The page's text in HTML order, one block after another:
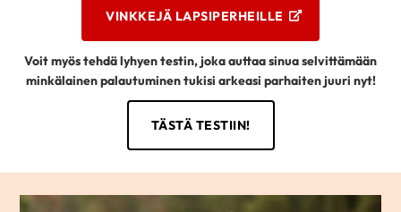
VINKKEJÄ LAPSIPERHEILLE
Voit myös tehdä lyhyen testin, joka auttaa sinua selvittämään
minkälainen palautuminen tukisi arkeasi parhaiten juuri nyt!
TÄSTÄ TESTIIN!